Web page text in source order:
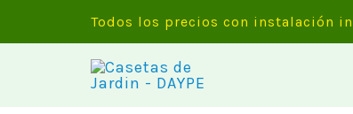
contenido
Todos los precios con instalación